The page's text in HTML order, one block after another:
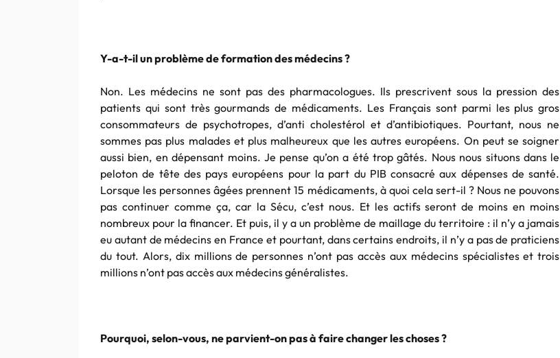
Y-a-t-il un problème de formation des médecins ?
Non. Les médecins ne sont pas des pharmacologues. Ils prescrivent sous la pression des
patients qui sont très gourmands de médicaments. Les Français sont parmi les plus gros
consommateurs de psychotropes, d’anti cholestérol et d’antibiotiques. Pourtant, nous ne
sommes pas plus malades et plus malheureux que les autres européens. On peut se soigner
aussi bien, en dépensant moins. Je pense qu’on a été trop gâtés. Nous nous situons dans le
peloton de tête des pays européens pour la part du PIB consacré aux dépenses de santé.
Lorsque les personnes âgées prennent 15 médicaments, à quoi cela sert-il ? Nous ne pouvons
pas continuer comme ça, car la Sécu, c’est nous. Et les actifs seront de moins en moins
nombreux pour la financer. Et puis, il y a un problème de maillage du territoire : il n’y a jamais
eu autant de médecins en France et pourtant, dans certains endroits, il n’y a pas de praticiens
du tout. Alors, dix millions de personnes n’ont pas accès aux médecins spécialistes et trois
millions n’ont pas accès aux médecins généralistes.
Pourquoi, selon-vous, ne parvient-on pas à faire changer les choses ?